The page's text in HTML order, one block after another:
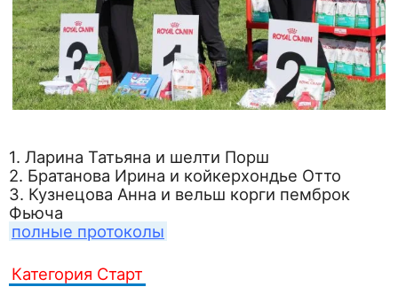
1. Ларина Татьяна и шелти Порш
2. Братанова Ирина и койкерхондье Отто
3. Кузнецова Анна и вельш корги пемброк
Фьюча
полные протоколы
Категория Старт